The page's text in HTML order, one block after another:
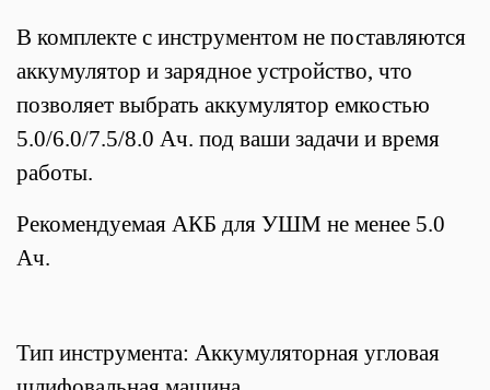
В комплекте с инструментом не поставляются
аккумулятор и зарядное устройство, что
позволяет выбрать аккумулятор емкостью
5.0/6.0/7.5/8.0 Ач. под ваши задачи и время
работы.
Рекомендуемая АКБ для УШМ не менее 5.0
Ач.
Тип инструмента: Аккумуляторная угловая